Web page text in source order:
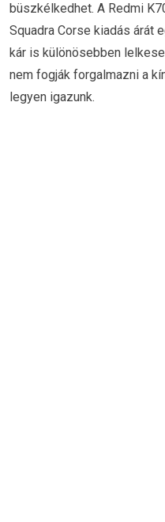
büszkélkedhet. A Redmi
Squadra Corse kiadás árát
kár is különösebben
nem fogják forgalmazni a
legyen igazunk.